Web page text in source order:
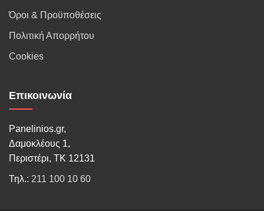
Όροι & Προϋποθέσεις
Πολιτική Απορρήτου
Cookies
Επικοινωνία
Panelinios.gr,
Δαμοκλέους 1,
Περιστέρι, ΤΚ 12131
Τηλ.: 211 100 10 60